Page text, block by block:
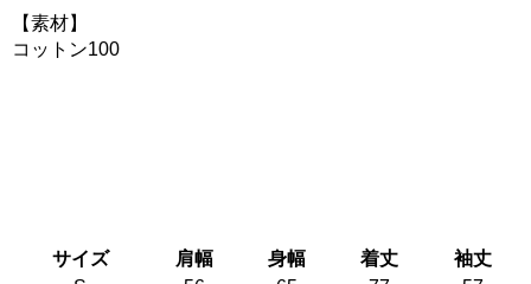
【素材】
コットン100
サイズ 肩幅 身幅 着丈
袖丈